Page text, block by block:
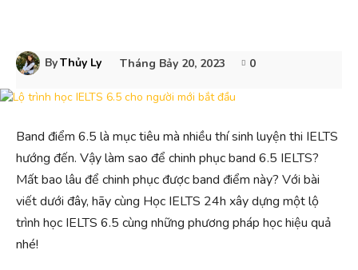
ByThủy Ly Tháng Bảy 20, 2023 0
Band điểm 6.5 là mục tiêu mà nhiều thí sinh luyện thi IELTS
hướng đến. Vậy làm sao để chinh phục band 6.5 IELTS?
Mất bao lâu để chinh phục được band điểm này? Với bài
viết dưới đây, hãy cùng Học IELTS 24h xây dựng một lộ
trình học IELTS 6.5 cùng những phương pháp học hiệu quả
nhé!